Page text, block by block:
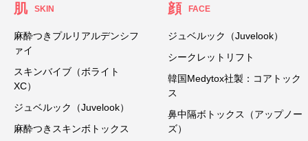
肌 SKIN
麻酔つきプルリアルデンシフ
ァイ
スキンバイブ（ボライト
XC）
ジュベルック（Juvelook）
麻酔つきスキンボトックス
顔 FACE
ジュベルック（Juvelook）
シークレットリフト
韓国Medytox社製：コアトック
ス
鼻中隔ボトックス（アップノー
ズ）